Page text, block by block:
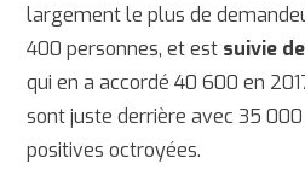
largement le plus de
400 personnes, et est suivie
qui en a accordé 40 600 en
sont juste derrière avec 35
positives octroyées.